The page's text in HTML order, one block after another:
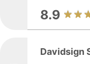
8.9
Davidsign